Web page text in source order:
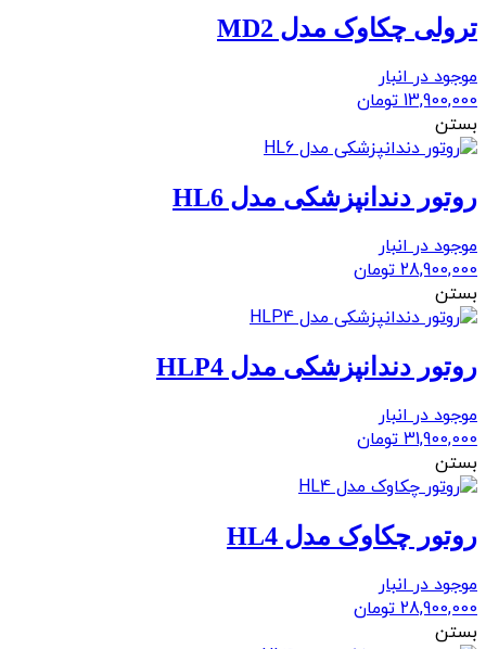
ترولی چکاوک مدل MD2
موجود در انبار
13,900,000 تومان
بستن
روتور دندانپزشکی مدل HL6
موجود در انبار
28,900,000 تومان
بستن
روتور دندانپزشکی مدل HLP4
موجود در انبار
31,900,000 تومان
بستن
روتور چکاوک مدل HL4
موجود در انبار
28,900,000 تومان
بستن